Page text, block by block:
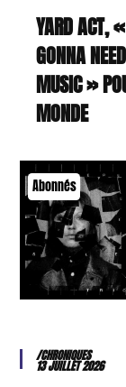
YARD ACT,
GONNA
MUSIC »
MONDE
Abonnés
/CHRONIQUES
13 JUILLET 2026